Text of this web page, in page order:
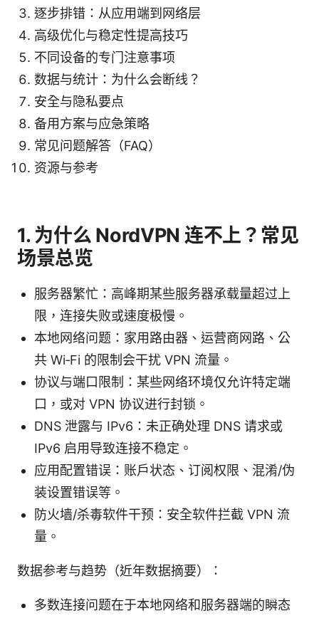
逐步排错：从应用端到网络层
高级优化与稳定性提高技巧
不同设备的专门注意事项
数据与统计：为什么会断线？
安全与隐私要点
备用方案与应急策略
常见问题解答（FAQ）
资源与参考
1. 为什么 NordVPN 连不上？常见
场景总览
服务器繁忙：高峰期某些服务器承载量超过上
限，连接失败或速度极慢。
本地网络问题：家用路由器、运营商网路、公
共 Wi‑Fi 的限制会干扰 VPN 流量。
协议与端口限制：某些网络环境仅允许特定端
口，或对 VPN 协议进行封锁。
DNS 泄露与 IPv6：未正确处理 DNS 请求或
IPv6 启用导致连接不稳定。
应用配置错误：账户状态、订阅权限、混淆/伪
装设置错误等。
防火墙/杀毒软件干预：安全软件拦截 VPN 流
量。
数据参考与趋势（近年数据摘要）：
多数连接问题在于本地网络和服务器端的瞬态